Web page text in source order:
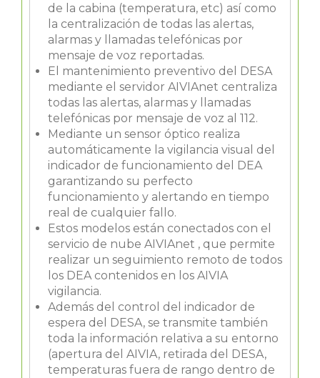
de la cabina (temperatura, etc) así como
la centralización de todas las alertas,
alarmas y llamadas telefónicas por
mensaje de voz reportadas.
El mantenimiento preventivo del DESA
mediante el servidor AIVIAnet centraliza
todas las alertas, alarmas y llamadas
telefónicas por mensaje de voz al 112.
Mediante un sensor óptico realiza
automáticamente la vigilancia visual del
indicador de funcionamiento del DEA
garantizando su perfecto
funcionamiento y alertando en tiempo
real de cualquier fallo.
Estos modelos están conectados con el
servicio de nube AIVIAnet , que permite
realizar un seguimiento remoto de todos
los DEA contenidos en los AIVIA
vigilancia.
Además del control del indicador de
espera del DESA, se transmite también
toda la información relativa a su entorno
(apertura del AIVIA, retirada del DESA,
temperaturas fuera de rango dentro de